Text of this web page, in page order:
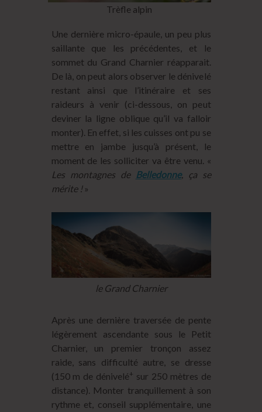
Trèfle alpin
Une dernière micro-épaule, un peu plus
saillante que les précédentes, et le
sommet du Grand Charnier réapparait.
De là, on peut alors observer le dénivelé
restant ainsi que l’itinéraire et ses
raideurs à venir (ci-dessous, on peut
deviner la ligne oblique qu’il va falloir
monter). En effet, si les cuisses ont pu se
mettre en jambe jusqu’à présent, le
moment de les solliciter va être venu. «
Les montagnes de Belledonne, ça se
mérite !»
le Grand Charnier
Après une dernière traversée de pente
légèrement ascendante sous le Petit
Charnier, un premier tronçon assez
raide, sans difficulté autre, se dresse
(150 m de dénivelé+ sur 250 mètres de
distance). Monter tranquillement à son
rythme et, conseil supplémentaire, une